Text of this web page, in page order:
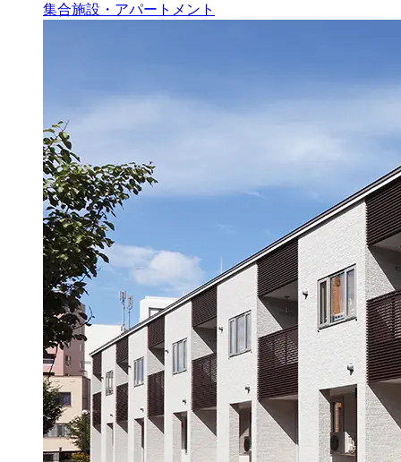
集合施設・アパートメント